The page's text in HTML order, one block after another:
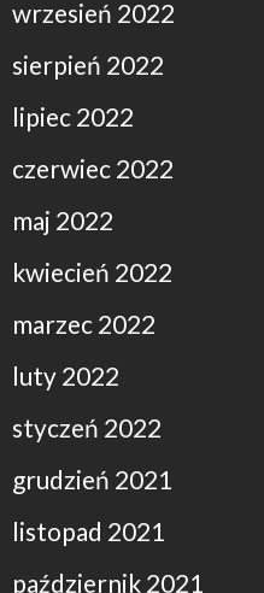
wrzesień 2022
sierpień 2022
lipiec 2022
czerwiec 2022
maj 2022
kwiecień 2022
marzec 2022
luty 2022
styczeń 2022
grudzień 2021
listopad 2021
październik 2021